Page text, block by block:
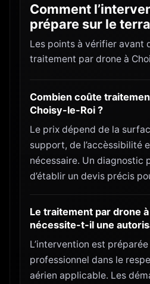
Comment
prépare sur le
Les points à vérifier avant
traitement par drone à
Combien coûte
Choisy-le-Roi ?
Le prix dépend de la
support, de l’accèssibilité
nécessaire. Un diagnostic
d’établir un devis précis
Le traitement par drone
nécessite-t-il une
L’intervention est
professionnel dans le
aérien applicable. Les